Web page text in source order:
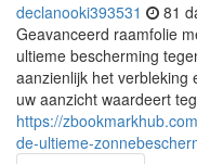
declanooki393531 81
Geavanceerd raamfolie
ultieme bescherming
aanzienlijk het
uw aanzicht waardeert
https://
de-ultieme-